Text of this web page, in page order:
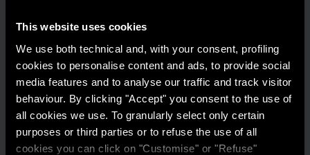
This website uses cookies
We use both technical and, with your consent, profiling
cookies to personalise content and ads, to provide social
media features and to analyse our traffic and track visitor
behaviour. By clicking "Accept" you consent to the use of
all cookies we use. To granularly select only certain
purposes or third parties or to refuse the use of all
cookies you can click on "Customise" or "Refuse"